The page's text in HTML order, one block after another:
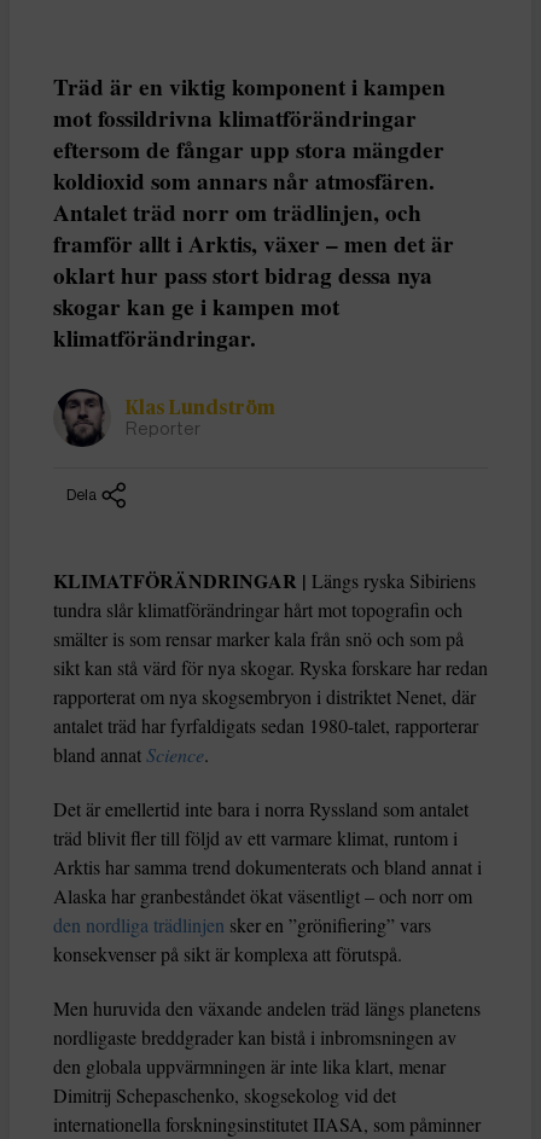
Träd är en viktig komponent i kampen
mot fossildrivna klimatförändringar
eftersom de fångar upp stora mängder
koldioxid som annars når atmosfären.
Antalet träd norr om trädlinjen, och
framför allt i Arktis, växer – men det är
oklart hur pass stort bidrag dessa nya
skogar kan ge i kampen mot
klimatförändringar.
Klas Lundström
Reporter
Dela
KLIMATFÖRÄNDRINGAR | Längs ryska Sibiriens
tundra slår klimatförändringar hårt mot topografin och
smälter is som rensar marker kala från snö och som på
sikt kan stå värd för nya skogar. Ryska forskare har redan
rapporterat om nya skogsembryon i distriktet Nenet, där
antalet träd har fyrfaldigats sedan 1980-talet, rapporterar
bland annatScience.
Det är emellertid inte bara i norra Ryssland som antalet
träd blivit fler till följd av ett varmare klimat, runtom i
Arktis har samma trend dokumenterats och bland annat i
Alaska har granbeståndet ökat väsentligt – och norr om
den nordliga trädlinjen sker en ”grönifiering” vars
konsekvenser på sikt är komplexa att förutspå.
Men huruvida den växande andelen träd längs planetens
nordligaste breddgrader kan bistå i inbromsningen av
den globala uppvärmningen är inte lika klart, menar
Dimitrij Schepaschenko, skogsekolog vid det
internationella forskningsinstitutet IIASA, som påminner